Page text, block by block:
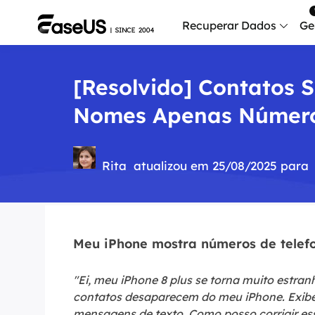
Recuperar Dados
[Resolvido] Contatos
Nomes Apenas
Rita atualizou em 25/08/2025 para
Meu iPhone mostra números de
"Ei, meu iPhone 8 plus se torna muito
contatos desaparecem do meu iPhone.